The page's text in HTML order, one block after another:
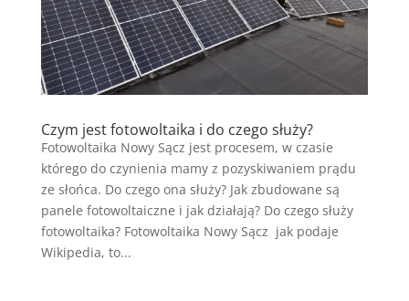
Czym jest fotowoltaika i do czego służy?
Fotowoltaika Nowy Sącz jest procesem, w czasie
którego do czynienia mamy z pozyskiwaniem prądu
ze słońca. Do czego ona służy? Jak zbudowane są
panele fotowoltaiczne i jak działają? Do czego służy
fotowoltaika? Fotowoltaika Nowy Sącz jak podaje
Wikipedia, to...